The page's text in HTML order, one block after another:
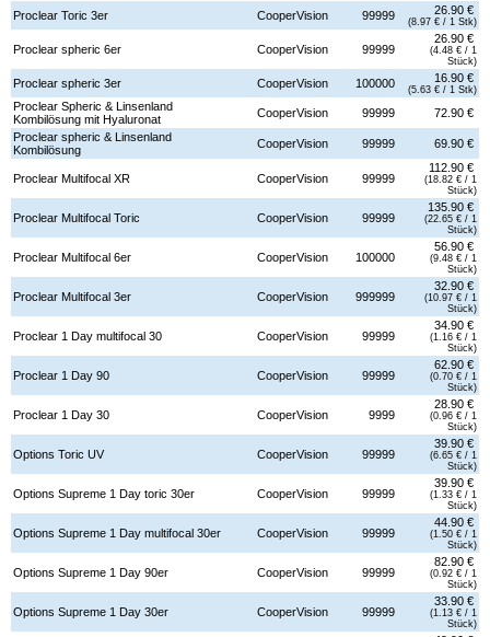
Proclear Toric 3er CooperVision 99999 26.90 €
(8.97 € / 1 Stk)
Proclear spheric 6er CooperVision 99999
26.90 €
(4.48 € / 1
Stück)
Proclear spheric 3er CooperVision 100000 16.90 €
(5.63 € / 1 Stk)
Proclear Spheric & Linsenland
Kombilösung mit Hyaluronat
CooperVision 99999
72.90 €
Proclear spheric & Linsenland
Kombilösung
CooperVision 99999 69.90 €
Proclear Multifocal XR CooperVision 99999
112.90 €
(18.82 € / 1
Stück)
Proclear Multifocal Toric CooperVision 99999
135.90 €
(22.65 € / 1
Stück)
Proclear Multifocal 6er CooperVision 100000
56.90 €
(9.48 € / 1
Stück)
Proclear Multifocal 3er CooperVision 999999
32.90 €
(10.97 € / 1
Stück)
Proclear 1 Day multifocal 30 CooperVision 99999
34.90 €
(1.16 € / 1
Stück)
Proclear 1 Day 90 CooperVision 99999
62.90 €
(0.70 € / 1
Stück)
Proclear 1 Day 30 CooperVision 9999
28.90 €
(0.96 € / 1
Stück)
Options Toric UV CooperVision 99999
39.90 €
(6.65 € / 1
Stück)
Options Supreme 1 Day toric 30er CooperVision 99999
39.90 €
(1.33 € / 1
Stück)
Options Supreme 1 Day multifocal 30er CooperVision 99999
44.90 €
(1.50 € / 1
Stück)
Options Supreme 1 Day 90er CooperVision 99999
82.90 €
(0.92 € / 1
Stück)
Options Supreme 1 Day 30er CooperVision 99999
33.90 €
(1.13 € / 1
Stück)